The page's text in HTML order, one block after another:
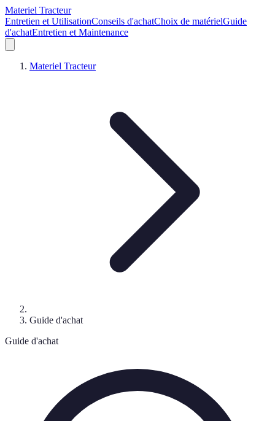
Materiel Tracteur
Entretien et UtilisationConseils d'achatChoix de matérielGuide
d'achatEntretien et Maintenance
Materiel Tracteur
Guide d'achat
Guide d'achat